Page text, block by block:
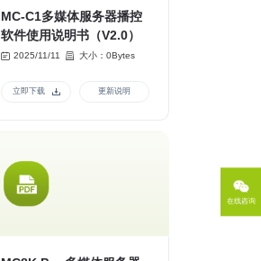
MC-C1多媒体服务器播控
软件使用说明书（V2.0）
2025/11/11 大小：0Bytes
立即下载 更新说明
在线咨询